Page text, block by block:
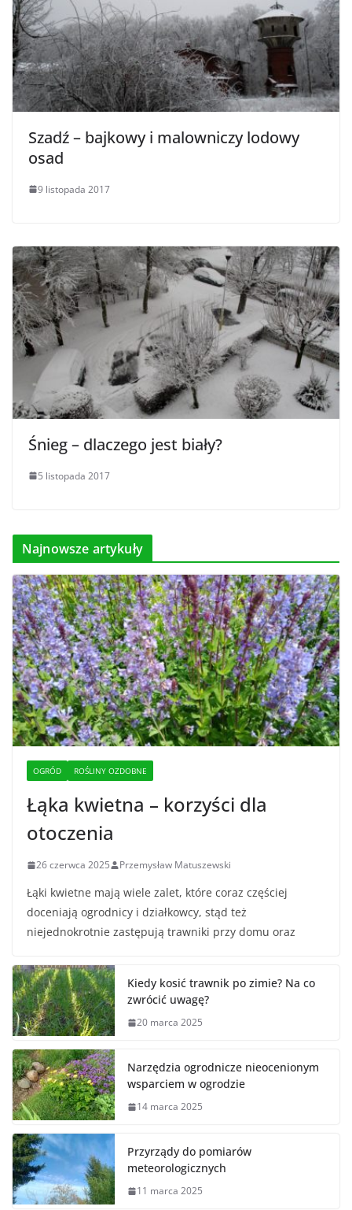
Szadź – bajkowy i malowniczy lodowy
osad
9 listopada 2017
Śnieg – dlaczego jest biały?
5 listopada 2017
Najnowsze artykuły
OGRÓD ROŚLINY OZDOBNE
Łąka kwietna – korzyści dla
otoczenia
26 czerwca 2025 Przemysław Matuszewski
Łąki kwietne mają wiele zalet, które coraz częściej
doceniają ogrodnicy i działkowcy, stąd też
niejednokrotnie zastępują trawniki przy domu oraz
Kiedy kosić trawnik po zimie? Na co
zwrócić uwagę?
20 marca 2025
Narzędzia ogrodnicze nieocenionym
wsparciem w ogrodzie
14 marca 2025
Przyrządy do pomiarów
meteorologicznych
11 marca 2025